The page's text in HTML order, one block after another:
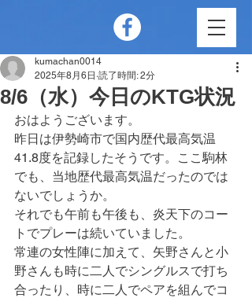
8/6（水）今日のKTG状況
kumachan0014
2025年8月6日 読了時間: 2分
おはようございます。
昨日は伊勢崎市で国内歴代最高気温
41.8度を記録したそうです。ここ駒林
でも、当地歴代最高気温だったのでは
ないでしょうか。
それでも午前も午後も、炎天下のコー
トでプレーは続いていました。
常連の女性陣に加えて、矢野さんと小
野さんも時に二人でシングルスで打ち
合ったり、時に二人でペアを組んでコ